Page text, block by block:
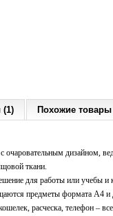
Похожие товары
очаровательным дизайном,
ткани.
для работы или учебы и
предметы формата А4
расческа, телефон –